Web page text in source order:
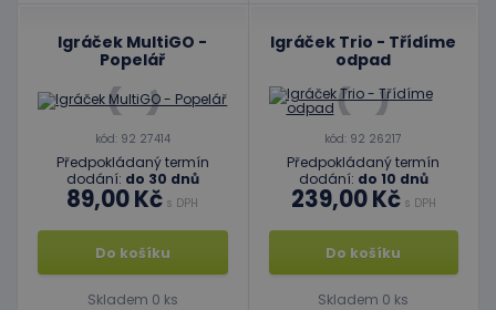
Igráček MultiGO -
Popelář
kód: 92 27414
Předpokládaný termín
dodání: do 30 dnů
89,00 Kč s DPH
Do košíku
Skladem 0 ks
Igráček Trio - Třídíme
odpad
kód: 92 26217
Předpokládaný termín
dodání: do 10 dnů
239,00 Kčs DPH
Do košíku
Skladem 0 ks